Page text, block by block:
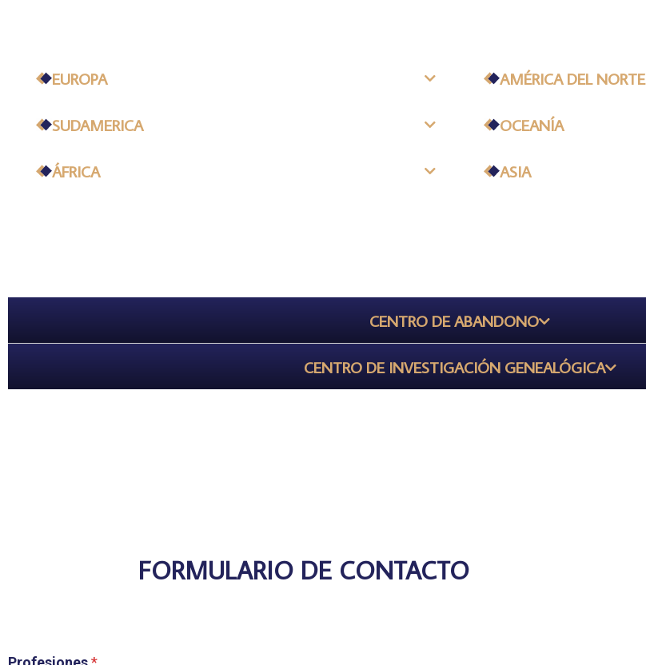
EUROPA
SUDAMERICA
ÁFRICA
AMÉRICA DEL NORTE
OCEANÍA
ASIA
CENTRO DE ABANDONO
CENTRO DE INVESTIGACIÓN GENEALÓGICA
FORMULARIO DE CONTACTO